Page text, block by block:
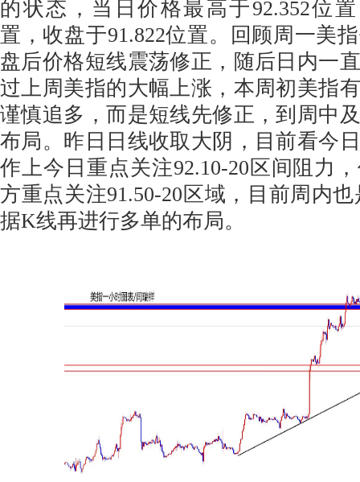
的状态，当日价格最高于92.352位
置，收盘于91.822位置。回顾周一美
盘后价格短线震荡修正，随后日内一
过上周美指的大幅上涨，本周初美指
谨慎追多，而是短线先修正，到周中
布局。昨日日线收取大阴，目前看今
作上今日重点关注92.10-20区间阻力
方重点关注91.50-20区域，目前周内
据K线再进行多单的布局。